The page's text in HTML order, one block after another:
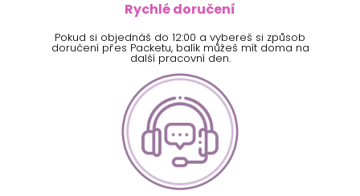
Rychlé doručení
Pokud si objednáš do 12:00 a vybereš si způsob
doručení přes Packetu, balík můžeš mít doma na
další pracovní den.